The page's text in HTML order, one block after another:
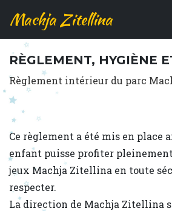
Machja Zitellina
RÈGLEMENT, HYGIÈNE
Règlement intérieur du parc
Ce règlement a été mis en place
enfant puisse profiter
jeux Machja Zitellina en toute
respecter.
La direction de Machja Zitellina